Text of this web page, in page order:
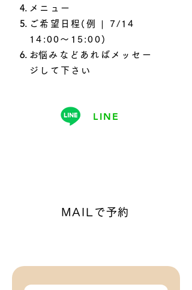
メニュー
ご希望日程(例 | 7/14
14:00～15:00)
​お悩みなどあればメッセー
ジして下さい
LINE
MAILで予約